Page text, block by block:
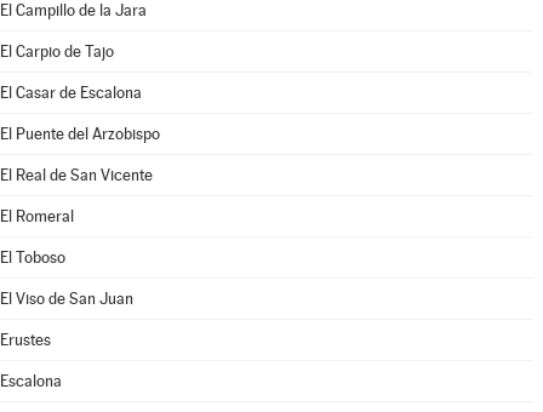
El Campillo de la Jara
El Carpio de Tajo
El Casar de Escalona
El Puente del Arzobispo
El Real de San Vicente
El Romeral
El Toboso
El Viso de San Juan
Erustes
Escalona